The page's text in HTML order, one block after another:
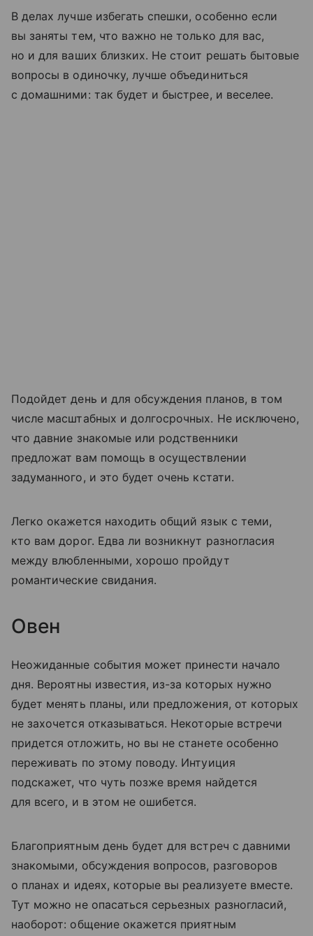
В делах лучше избегать спешки, особенно если
вы заняты тем, что важно не только для вас,
но и для ваших близких. Не стоит решать бытовые
вопросы в одиночку, лучше объединиться
с домашними: так будет и быстрее, и веселее.
Подойдет день и для обсуждения планов, в том
числе масштабных и долгосрочных. Не исключено,
что давние знакомые или родственники
предложат вам помощь в осуществлении
задуманного, и это будет очень кстати.
Легко окажется находить общий язык с теми,
кто вам дорог. Едва ли возникнут разногласия
между влюбленными, хорошо пройдут
романтические свидания.
Овен
Неожиданные события может принести начало
дня. Вероятны известия, из-за которых нужно
будет менять планы, или предложения, от которых
не захочется отказываться. Некоторые встречи
придется отложить, но вы не станете особенно
переживать по этому поводу. Интуиция
подскажет, что чуть позже время найдется
для всего, и в этом не ошибется.
Благоприятным день будет для встреч с давними
знакомыми, обсуждения вопросов, разговоров
о планах и идеях, которые вы реализуете вместе.
Тут можно не опасаться серьезных разногласий,
наоборот: общение окажется приятным